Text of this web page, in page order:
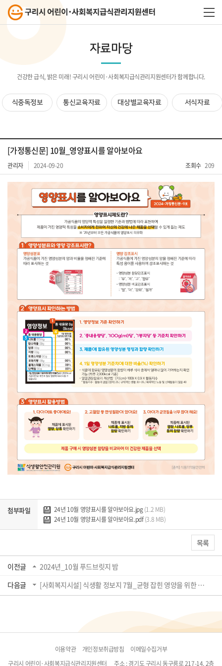
자료마당
건강한 급식, 밝은 미래! 구리시 어린이·사회복지급식관리지원센터가 함께합니다.
식중독정보 통신교육자료 대상별교육자료 서식자료
[가정통신문] 10월_영양표시를 알아보아요
관리자 2024-09-20 조회수 209
첨부파일 24년 10월 영양표시를 알아보아요.jpg(1.2 MB)
24년 10월 영양표시를 알아보아요.pdf(3.8 MB)
목록
이전글
2024년_10월 푸드브릿지 밤
다음글
[사회복지시설] 식생활 정보지 7월_균형 잡힌 영양을 위한 식품구성자전거
이용약관 개인정보취급방침
이메일수집거부
구리시 어린이·사회복지급식관리지원센터
주소 : 경기도 구리시 동구릉로 217-14, 2층